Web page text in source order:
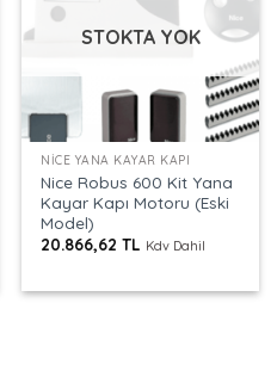
TL.
STOKTA YOK
NICE YANA KAYAR KAPI
Nice Robus 600 Kit Yana
Kayar Kapı Motoru (Eski
Model)
20.866,62TL Kdv Dahil